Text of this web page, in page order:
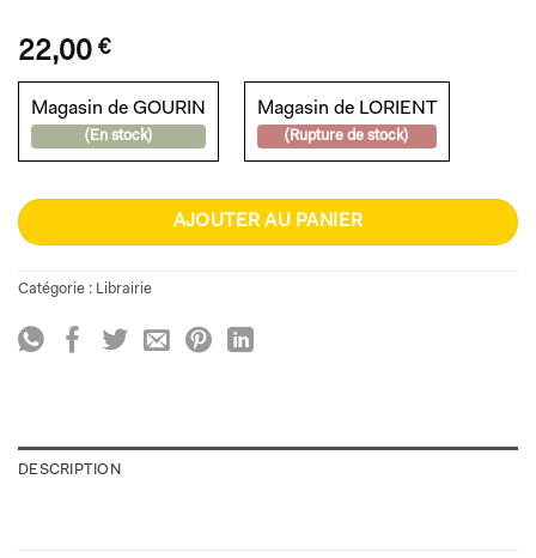
22,00 €
Magasin de GOURIN
(En stock)
Magasin de LORIENT
(Rupture de stock)
AJOUTER AU PANIER
Catégorie : Librairie
DESCRIPTION